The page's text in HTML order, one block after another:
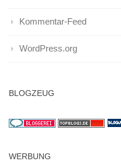
Kommentar-Feed
WordPress.org
BLOGZEUG
WERBUNG